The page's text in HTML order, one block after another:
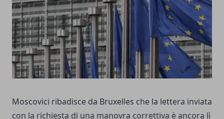
Moscovici ribadisce da Bruxelles che la lettera inviata
con la richiesta di una manovra correttiva è ancora lì